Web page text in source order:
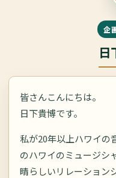
企
日
皆さんこんにちは。
日下貴博です。
私が20年以上ハワイの
のハワイのミュージシ
晴らしいリレーション